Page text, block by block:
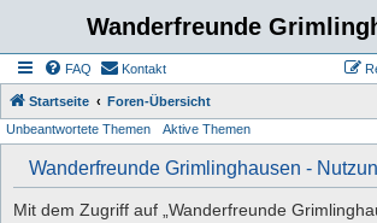
Wanderfreunde
FAQ Kontakt
Startseite Foren-Übersicht
Unbeantwortete Themen Aktive Themen
Wanderfreunde Grimlinghausen -
Mit dem Zugriff auf „Wanderfreunde